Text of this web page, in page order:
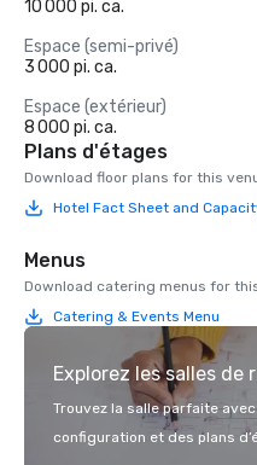
10 000 pi. ca.
Espace (semi-privé)
3 000 pi. ca.
Espace (extérieur)
8 000 pi. ca.
Plans d'étages
Download floor plans for this
Hotel Fact Sheet and
Menus
Download catering menus for
Catering & Events Menu
Explorez les salles de
Trouvez la salle parfaite
configuration et des plans